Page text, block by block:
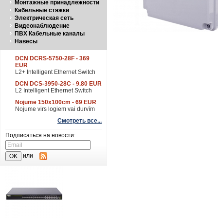
Монтажные принадлежности
Кабельные стяжки
Электрическая сеть
Видеонаблюдение
ПВХ Кабельные каналы
Навесы
DCN DCRS-5750-28F - 369
EUR
L2+ Intelligent Ethernet Switch
DCN DCS-3950-28C - 9.80 EUR
L2 Intelligent Ethernet Switch
Nojume 150x100cm - 69 EUR
Nojume virs logiem vai durvīm
Смотреть все...
Подписаться на новости:
или